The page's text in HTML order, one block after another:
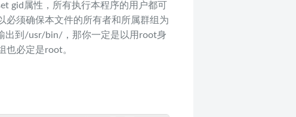
gid属性，所有执行本程序的用户都可
必须确保本文件的所有者和所属群组为
出到/usr/bin/，那你一定是以用root身
也必定是root。